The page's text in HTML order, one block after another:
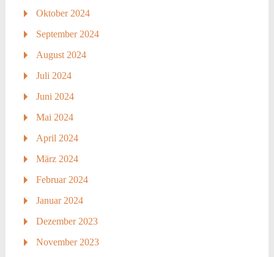
Oktober 2024
September 2024
August 2024
Juli 2024
Juni 2024
Mai 2024
April 2024
März 2024
Februar 2024
Januar 2024
Dezember 2023
November 2023